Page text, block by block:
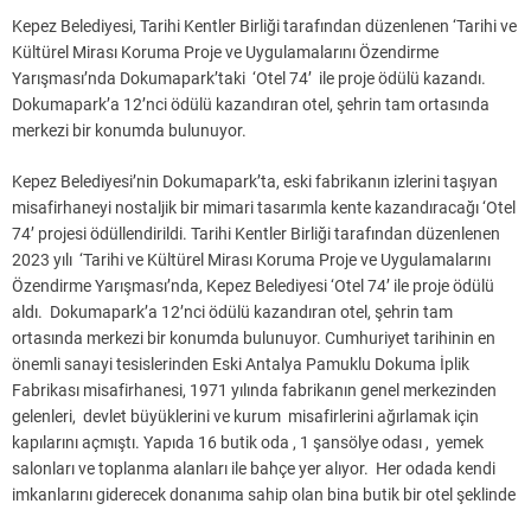
Kepez Belediyesi, Tarihi Kentler Birliği tarafından düzenlenen ‘Tarihi ve
Kültürel Mirası Koruma Proje ve Uygulamalarını Özendirme
Yarışması’nda Dokumapark’taki ‘Otel 74’ ile proje ödülü kazandı.
Dokumapark’a 12’nci ödülü kazandıran otel, şehrin tam ortasında
merkezi bir konumda bulunuyor.
Kepez Belediyesi’nin Dokumapark’ta, eski fabrikanın izlerini taşıyan
misafirhaneyi nostaljik bir mimari tasarımla kente kazandıracağı ‘Otel
74’ projesi ödüllendirildi. Tarihi Kentler Birliği tarafından düzenlenen
2023 yılı ‘Tarihi ve Kültürel Mirası Koruma Proje ve Uygulamalarını
Özendirme Yarışması’nda, Kepez Belediyesi ‘Otel 74’ ile proje ödülü
aldı. Dokumapark’a 12’nci ödülü kazandıran otel, şehrin tam
ortasında merkezi bir konumda bulunuyor. Cumhuriyet tarihinin en
önemli sanayi tesislerinden Eski Antalya Pamuklu Dokuma İplik
Fabrikası misafirhanesi, 1971 yılında fabrikanın genel merkezinden
gelenleri, devlet büyüklerini ve kurum misafirlerini ağırlamak için
kapılarını açmıştı. Yapıda 16 butik oda , 1 şansölye odası , yemek
salonları ve toplanma alanları ile bahçe yer alıyor. Her odada kendi
imkanlarını giderecek donanıma sahip olan bina butik bir otel şeklinde